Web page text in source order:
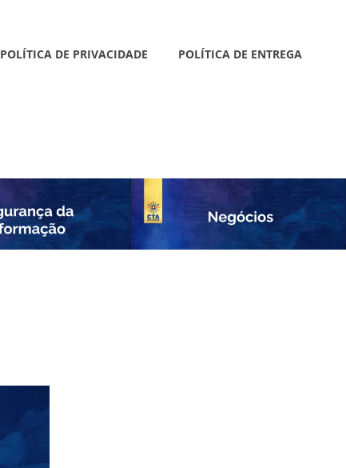
POLÍTICA DE PRIVACIDADE POLÍTICA DE ENTREGA